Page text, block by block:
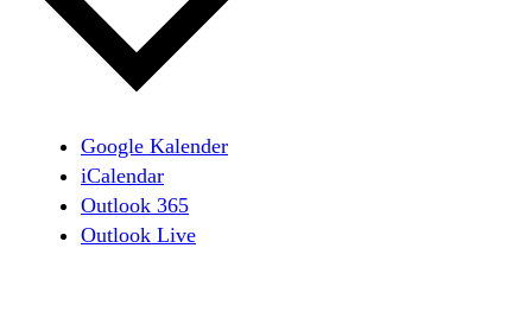
Google Kalender
iCalendar
Outlook 365
Outlook Live